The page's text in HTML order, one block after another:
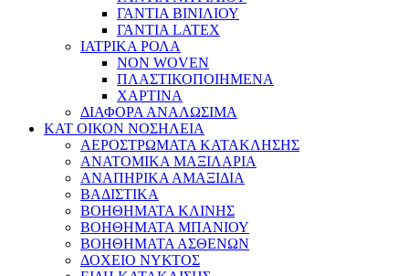
ΓΑΝΤΙΑ ΒΙΝΙΛΙΟΥ
ΓΑΝΤΙΑ LATEX
ΙΑΤΡΙΚΑ ΡΟΛΑ
NON WOVEN
ΠΛΑΣΤΙΚΟΠΟΙΗΜΕΝΑ
ΧΑΡΤΙΝΑ
ΔΙΑΦΟΡΑ ΑΝΑΛΩΣΙΜΑ
ΚΑΤ ΟΙΚΟΝ ΝΟΣΗΛΕΙΑ
ΑΕΡΟΣΤΡΩΜΑΤΑ ΚΑΤΑΚΛΗΣΗΣ
ΑΝΑΤΟΜΙΚΑ ΜΑΞΙΛΑΡΙΑ
ΑΝΑΠΗΡΙΚΑ ΑΜΑΞΙΔΙΑ
ΒΑΔΙΣΤΙΚΑ
ΒΟΗΘΗΜΑΤΑ ΚΛΙΝΗΣ
ΒΟΗΘΗΜΑΤΑ ΜΠΑΝΙΟΥ
ΒΟΗΘΗΜΑΤΑ ΑΣΘΕΝΩΝ
ΔΟΧΕΙΟ ΝΥΚΤΟΣ